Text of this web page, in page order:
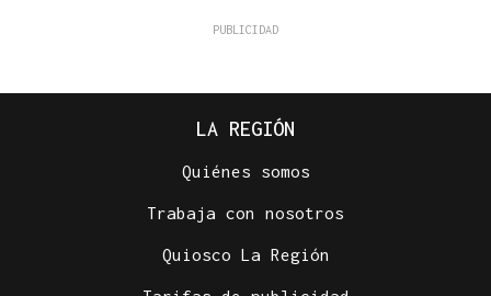
LA REGIÓN
Quiénes somos
Trabaja con nosotros
Quiosco La Región